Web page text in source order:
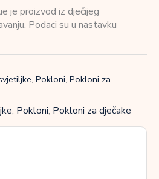
je proizvod iz dječijeg
Podaci su u nastavku
, Pokloni, Pokloni za
, Pokloni, Pokloni za dječake